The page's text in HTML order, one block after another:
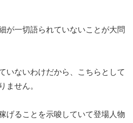
が一切語られていないことが大問
いないわけだから、こちらとして
ません。
げることを示唆していて登場人物